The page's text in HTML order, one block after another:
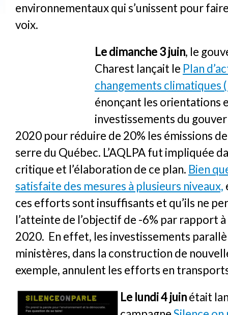
environnementaux qui s’unissent pour
voix.
Le dimanche 3 juin, le
Charest lançait le Plan
changements climatiques
énonçant les orientations
investissements du
2020 pour réduire de 20% les émissions
serre du Québec. L’AQLPA fut impliquée
critique et l’élaboration de ce plan. Bien
satisfaite des mesures à plusieurs niveaux,
ces efforts sont insuffisants et qu’ils ne
l’atteinte de l’objectif de -6% par rapport à
2020. En effet, les investissements
ministères, dans la construction de
exemple, annulent les efforts en
Le lundi 4 juinétait